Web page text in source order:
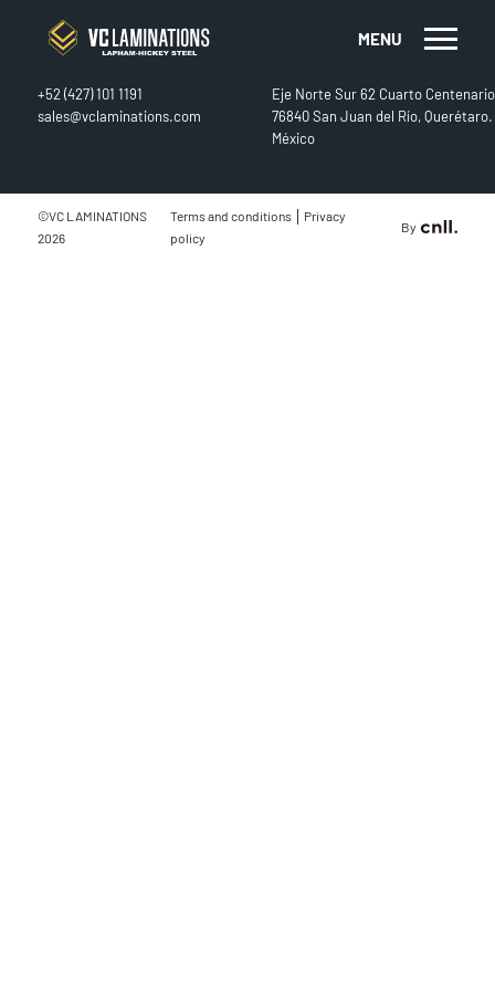
MENU
CONTACT
+52 (427) 101 1191
sales@vclaminations.com
Eje Norte Sur 62 Cuarto Centenario
76840 San Juan del Río, Querétaro.
México
©VC LAMINATIONS
2026
Terms and conditions | Privacy
policy
By